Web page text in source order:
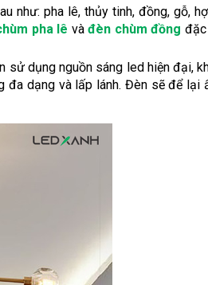
như: pha lê, thủy tinh, đồng, gỗ,
pha lê vàđèn chùm đồng
dụng nguồn sáng led hiện đại,
đa dạng và lấp lánh. Đèn sẽ để lại